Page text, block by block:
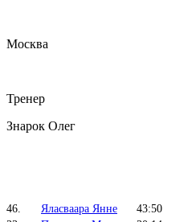
Москва
Тренер
Знарок Олег
46. Яласваара Янне
43:50